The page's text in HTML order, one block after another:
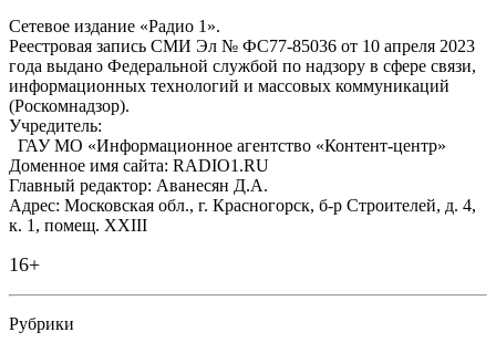
Сетевое издание «Радио 1».
Реестровая запись СМИ Эл № ФС77-85036 от 10 апреля 2023
года выдано Федеральной службой по надзору в сфере связи,
информационных технологий и массовых коммуникаций
(Роскомнадзор).
Учредитель:
ГАУ МО «Информационное агентство «Контент-центр»
Доменное имя сайта: RADIO1.RU
Главный редактор: Аванесян Д.А.
Адрес: Московская обл., г. Красногорск, б-р Строителей, д. 4,
к. 1, помещ. XXIII
16+
Рубрики